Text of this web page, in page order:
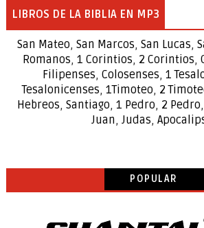
LIBROS DE LA BIBLIA EN MP3
San Mateo,San Marcos,San Lucas,
Romanos,1 Corintios, 2 Corintios,
Filipenses,Colosenses,1
Tesalonicenses, 1Timoteo, 2
Hebreos, Santiago, 1 Pedro, 2 Pedro,
Juan,Judas,
POPULAR